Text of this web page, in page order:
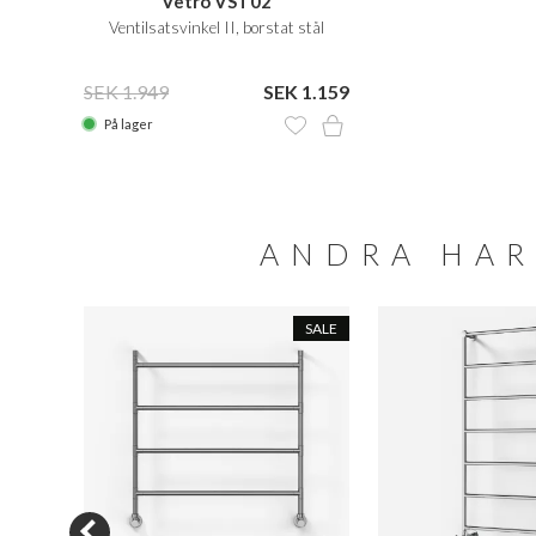
Ventilsatsvinkel II, borstat stål
SEK 1.949 SEK 1.159
På lager
ANDRA
SALE